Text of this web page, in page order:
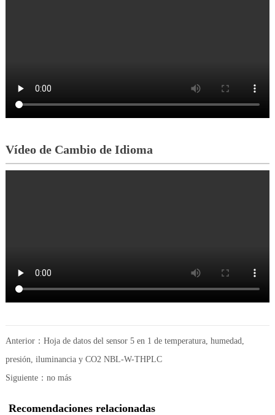
Vídeo de Cambio de Idioma
Anterior： Hoja de datos del sensor 5 en 1 de temperatura, humedad,
presión, iluminancia y CO2 NBL-W-THPLC
Siguiente：no más
Recomendaciones relacionadas